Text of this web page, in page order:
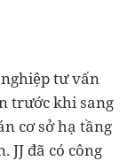
nghiệp tư vấn
trước khi sang
cơ sở hạ tầng
JJ đã có công